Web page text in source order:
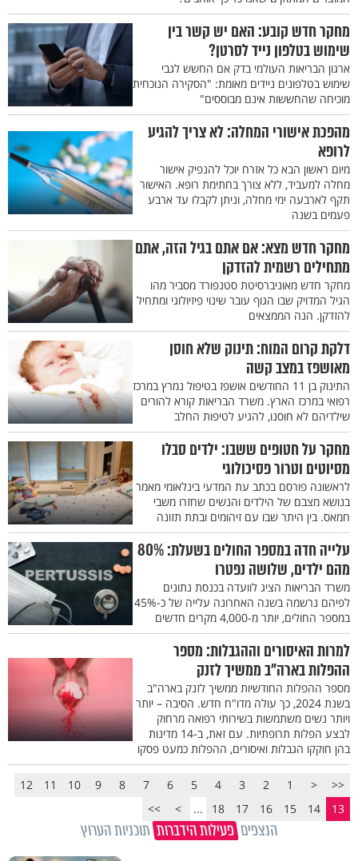
מחקר חדש קובע: האם יש קשר בין
שימוש בטלפון נייד לסרטן?
ארגון הבריאות העולמי בדק אם החשש לגבי
שימוש בטלפונים ניידים מאומת: "הסקירה הנוכחית
מוכיחה שהחששות אינם מבוססים"
מהפכת אישורי המחלה: לא צריך להגיע
לרופא
מיום ראשון הבא כל אזרח יוכל להנפיק אישור
מחלה למעביד, ללא צורך בחתימת רופא. האישור
תקף לארבעה ימי מחלה, וניתן לקבלו עד ארבע
פעמים בשנה
מחקר חדש מצא: אם אתם בגיל הזה, אתם
מתחילים רשמית להזדקן
מחקר חדש מאוניברסיטת סטנפורד מסביר מהו
הגיל המדויק שבו הגוף עובר שינוי פיזיולוגי ומתחיל
להזדקן. הנה הממצאים
דלקת קרום המוח: תינוק שלא חוסן
מאושפז במצב קשה
התינוק בן 11 החודשים אושפז בטיפול נמרץ במרכז
רפואי במרכז הארץ. משרד הבריאות קורא להורים
שילדיהם לא חוסנו, להגיע לטיפות החלב
מחקר על חטופים ששבו: ילדים סבלו
מסיוטים וטרור פסיכולוגי
לראשונה פורסם בכתב עת המדעי בינלאומי מאמר
בנושא מצבם של הילדים והנשים שחזרו משבי
חמאס. בין היתר שבו עם זיהומים ובתת תזונה
עלייה חדה במספר החולים בשעלת: 80%
מהם ילדים, שלושה נפטרו
משרד הבריאות הציג לוועדה בכנסת נתונים
לפיהם נרשמה בשנה האחרונה עלייה של כ-45%
במספר החולים, יותר מ-4,000 מקרים חדשים
למרות האיסורים וההגבלות: מספר
ההפלות בארה"ב ממשיך לזנק
מספר ההפלות החודשיות ממשיך לזנק בארה"ב
בשנת 2024, כך עולה מדו"ח חדש. הסיבה – יותר
ויותר נשים משתמשות בשירותי רפואה מרחוק
לבצע הפלות תרופתיות. עם זאת, ב-14 מדינות
בהן חוקקו הגבלות ואיסורים, ההפלות כמעט פסקו
<<
<
1
2
3
4
5
6
7
8
9
10
11
12
13
14
15
16
17
18
...
>
>>
הנצפים פעילות הידברות תוכניות הערוץ